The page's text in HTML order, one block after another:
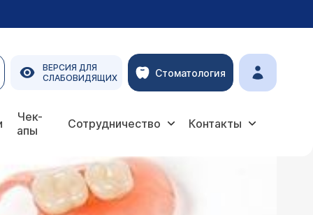
ВЕРСИЯ ДЛЯ
СЛАБОВИДЯЩИХ
Стоматология
Чек-
апы
Сотрудничество Контакты